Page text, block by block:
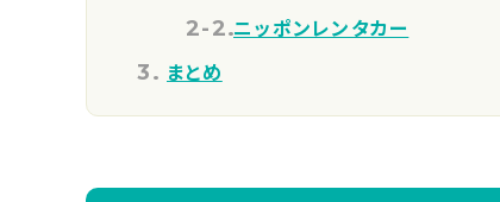
ニッポンレンタカー
まとめ